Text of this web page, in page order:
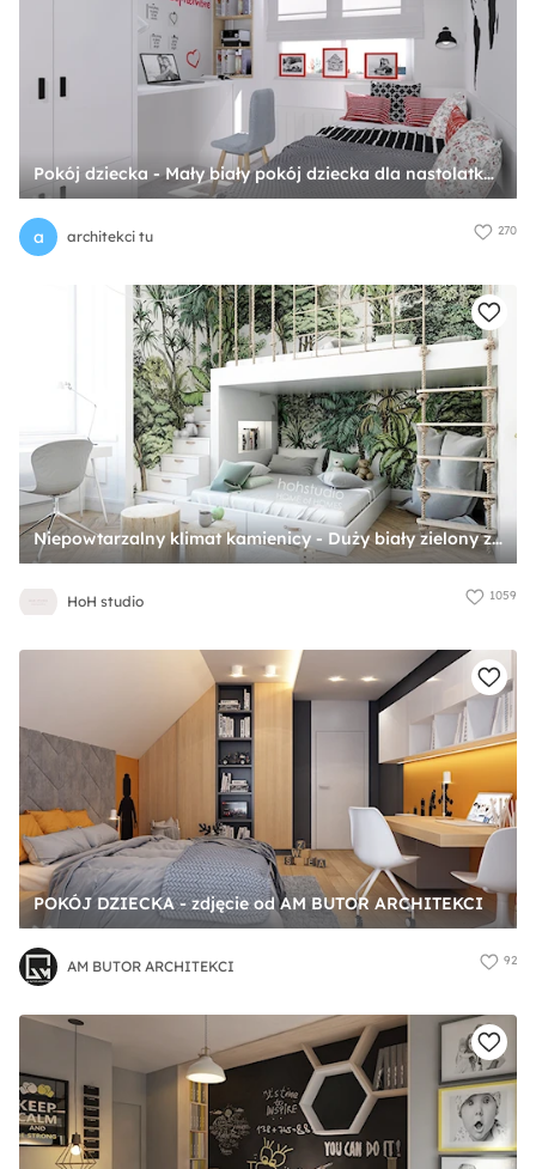
Pokój dziecka - Mały biały pokój dziecka dla nastolatka dla chłopca dla dziewczynki, styl skandynawski - zdjęcie od architekci tu
a architekci tu 270
Niepowtarzalny klimat kamienicy - Duży biały zielony z motywem dżungli pokój dziecka dla dziecka dla chłopca dla dziewczynki dla rodzeństwa, styl skandynawski - zdjęcie od HoH studio
HoH studio 1059
POKÓJ DZIECKA - zdjęcie od AM BUTOR ARCHITEKCI
AM BUTOR ARCHITEKCI 92